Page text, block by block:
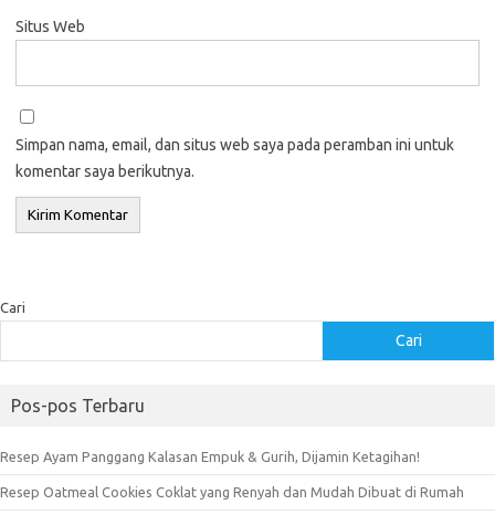
Situs Web
Simpan nama, email, dan situs web saya pada peramban ini untuk
komentar saya berikutnya.
Cari
Cari
Pos-pos Terbaru
Resep Ayam Panggang Kalasan Empuk & Gurih, Dijamin Ketagihan!
Resep Oatmeal Cookies Coklat yang Renyah dan Mudah Dibuat di Rumah